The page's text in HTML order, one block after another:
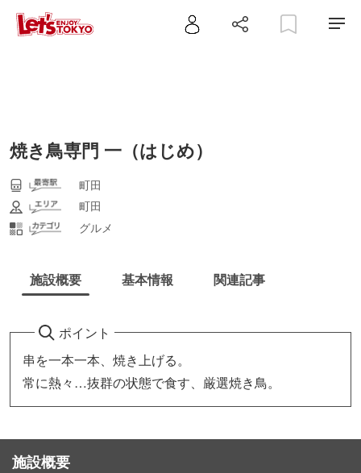
焼き鳥専門 一（はじめ）
町田
町田
グルメ
施設概要 基本情報 関連記事
ポイント
串を一本一本、焼き上げる。
常に熱々…抜群の状態で食す、厳選焼き鳥。
施設概要